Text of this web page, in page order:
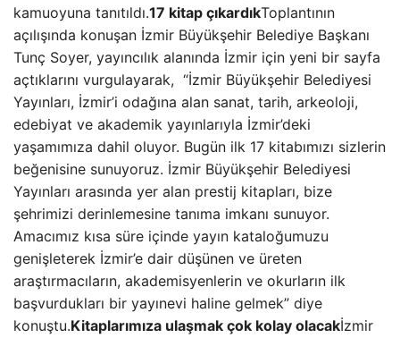
kamuoyuna tanıtıldı.17 kitap çıkardıkToplantının
açılışında konuşan İzmir Büyükşehir Belediye Başkanı
Tunç Soyer, yayıncılık alanında İzmir için yeni bir sayfa
açtıklarını vurgulayarak, “İzmir Büyükşehir Belediyesi
Yayınları, İzmir’i odağına alan sanat, tarih, arkeoloji,
edebiyat ve akademik yayınlarıyla İzmir’deki
yaşamımıza dahil oluyor. Bugün ilk 17 kitabımızı sizlerin
beğenisine sunuyoruz. İzmir Büyükşehir Belediyesi
Yayınları arasında yer alan prestij kitapları, bize
şehrimizi derinlemesine tanıma imkanı sunuyor.
Amacımız kısa süre içinde yayın kataloğumuzu
genişleterek İzmir’e dair düşünen ve üreten
araştırmacıların, akademisyenlerin ve okurların ilk
başvurdukları bir yayınevi haline gelmek” diye
konuştu.Kitaplarımıza ulaşmak çok kolay olacakİzmir